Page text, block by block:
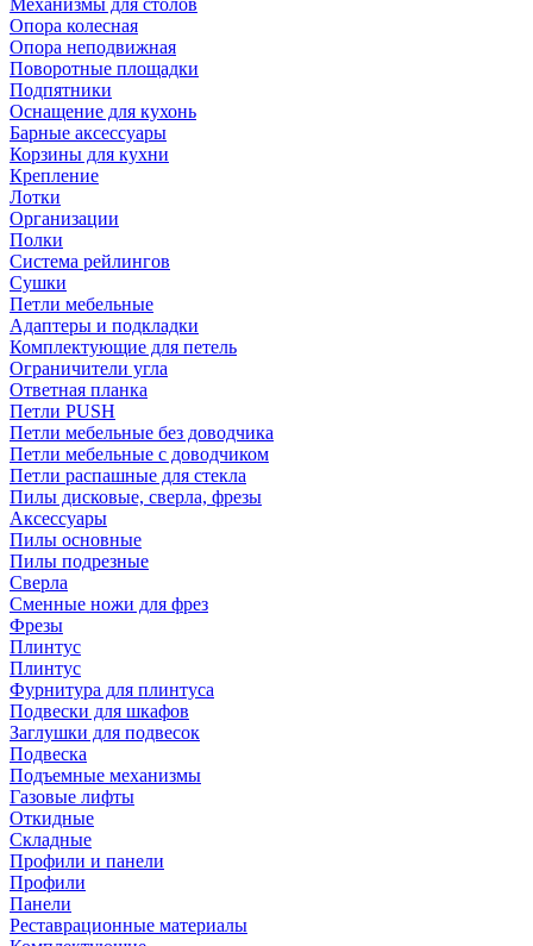
Механизмы для столов
Опора колесная
Опора неподвижная
Поворотные площадки
Подпятники
Оснащение для кухонь
Барные аксессуары
Корзины для кухни
Крепление
Лотки
Организации
Полки
Система рейлингов
Сушки
Петли мебельные
Адаптеры и подкладки
Комплектующие для петель
Ограничители угла
Ответная планка
Петли PUSH
Петли мебельные без доводчика
Петли мебельные с доводчиком
Петли распашные для стекла
Пилы дисковые, сверла, фрезы
Аксессуары
Пилы основные
Пилы подрезные
Сверла
Сменные ножи для фрез
Фрезы
Плинтус
Плинтус
Фурнитура для плинтуса
Подвески для шкафов
Заглушки для подвесок
Подвеска
Подъемные механизмы
Газовые лифты
Откидные
Складные
Профили и панели
Профили
Панели
Реставрационные материалы